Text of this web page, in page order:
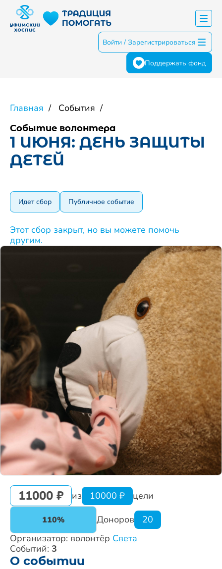
Поддержать фонд
Войти / Зарегистрироваться
Главная События
Событие волонтера
1 ИЮНЯ: ДЕНЬ ЗАЩИТЫ
ДЕТЕЙ
Идет сбор Публичное событие
О событии
11000 ₽ из 10000 ₽ цели
110% Доноров
20
Организатор: волонтёр Света
Событий: 3
Этот сбор закрыт, но вы можете помочь
другим.